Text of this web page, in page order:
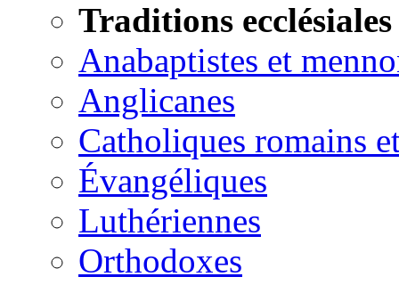
Traditions ecclésiales
Anabaptistes et
Anglicanes
Catholiques romains
Évangéliques
Luthériennes
Orthodoxes